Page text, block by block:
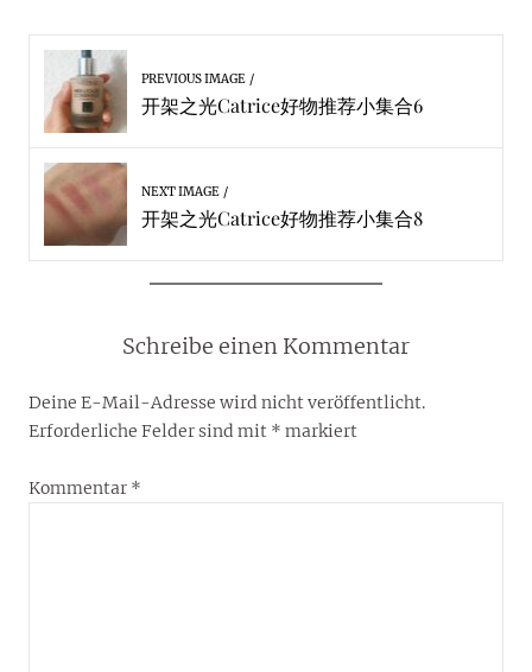
PREVIOUS IMAGE
开架之光Catrice好物推荐小集合6
NEXT IMAGE
开架之光Catrice好物推荐小集合8
Schreibe einen Kommentar
Deine E-Mail-Adresse wird nicht veröffentlicht.
Erforderliche Felder sind mit * markiert
Kommentar *